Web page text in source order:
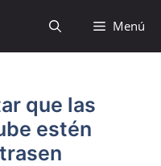
Menú
que las
estén